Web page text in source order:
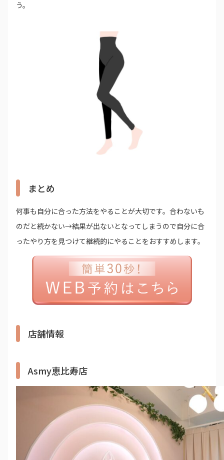
う。
まとめ
何事も自分に合った方法をやることが大切です。合わないも
のだと続かない→結果が出ないとなってしまうので自分に合
ったやり方を見つけて継続的にやることをおすすめします。
店舗情報
Asmy恵比寿店